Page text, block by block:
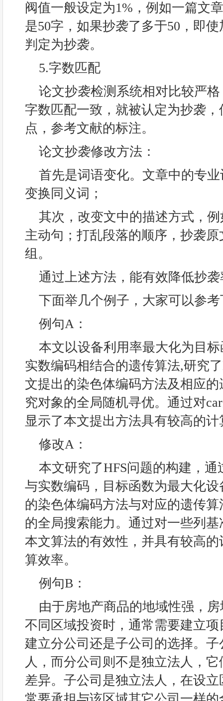
阀值一般设定为1%，例如一篇文
是50字，如果抄袭了多于50，即
判定为抄袭。
5.字数匹配
论文抄袭检测系统相对比较严
字数匹配一致，就被认定为抄袭
点，参考文献的标注。
论文抄袭修改方法：
首先是词语变化。文章中的专
变换同义词；
其次，改变文中的描述方式，
主动句；打乱段落的顺序，抄袭
组。
通过上述方法，能有效降低抄
下面举几个例子，大家可以参
例句A：
本文以设备利用率最大化为目
实数编码相结合的遗传算法,研究
文提出的染色体编码方法及相应
究对象的全局随机寻优。通过对
显示了本文提出方法具有较高的
修改A：
本文研究了HFS问题的构建，
与实数编码，目标函数为最大化
的染色体编码方法与对应的遗传
的全局搜索能力。通过对一些列
本文算法的有效性，并具有较高
算效率。
例句B：
由于房地产商品的地域性强，
不同区域投资时，通常需要建立
建立分公司还是子公司的选择。
人，而分公司则不是独立法人，
差异。子公司是独立法人，在设